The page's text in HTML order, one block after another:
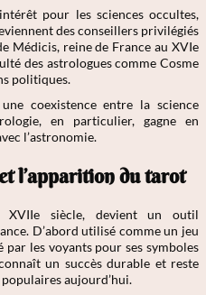
pour les sciences occultes,
des conseillers privilégiés
Médicis, reine de France au XVIe
des astrologues comme Cosme
politiques.
coexistence entre la science
en particulier, gagne en
l’astronomie.
l’apparition du tarot
siècle, devient un outil
D’abord utilisé comme un jeu
les voyants pour ses symboles
un succès durable et reste
aujourd’hui.